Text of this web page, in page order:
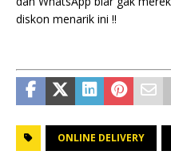
diskon menarik ini !!
ONLINE DELIVERY